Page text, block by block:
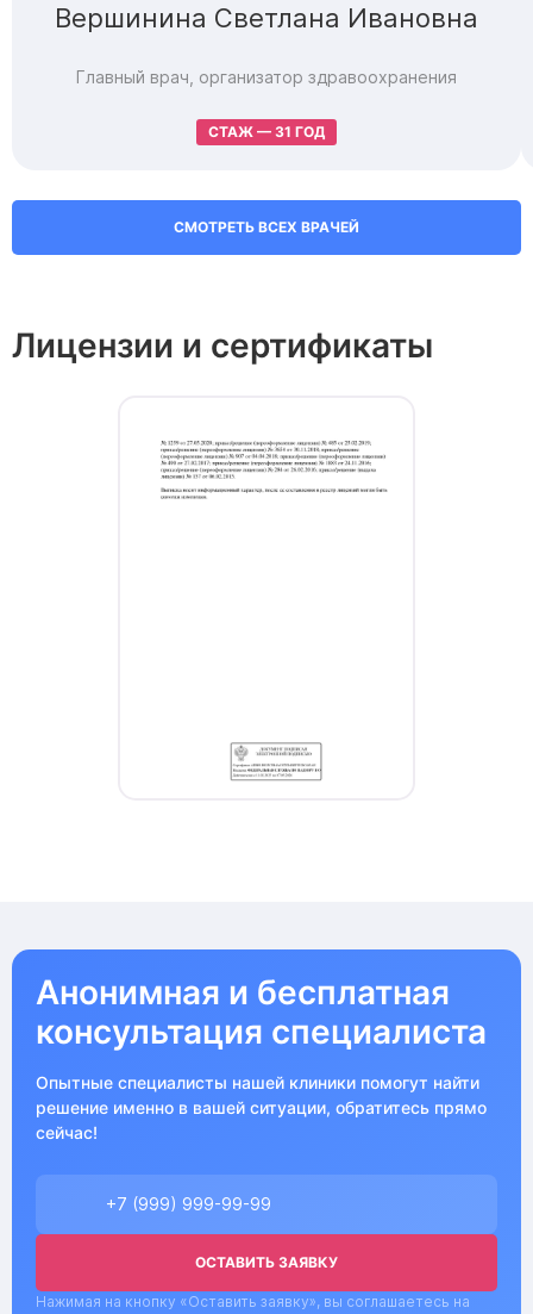
Вершинина Светлана Ивановна
Главный врач, организатор здравоохранения
СТАЖ — 31 ГОД
СМОТРЕТЬ ВСЕХ ВРАЧЕЙ
Лицензии и сертификаты
Анонимная и бесплатная
консультация специалиста
Опытные специалисты нашей клиники помогут найти
решение именно в вашей ситуации, обратитесь прямо
сейчас!
ОСТАВИТЬ ЗАЯВКУ
Нажимая на кнопку «Оставить заявку», вы соглашаетесь на